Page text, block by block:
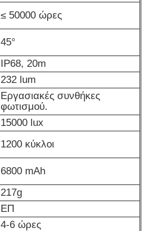
≤ 50000 ώρες
45°
IP68, 20m
232 lum
Εργασιακές συνθήκες
φωτισμού.
15000 lux
1200 κύκλοι
6800 mAh
217g
ΕΠ
4-6 ώρες